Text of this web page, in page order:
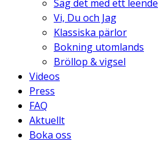
Säg det med ett leende
Vi, Du och Jag
Klassiska pärlor
Bokning utomlands
Bröllop & vigsel
Videos
Press
FAQ
Aktuellt
Boka oss